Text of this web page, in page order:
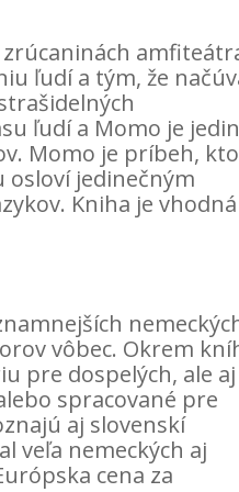
ľudí a tým, že
ľudí a Momo je
Momo je príbeh,
osloví jedinečným
Kniha je vhodná
vôbec. Okrem
pre dospelých, ale aj
spracované pre
aj slovenskí
veľa nemeckých aj
cena za